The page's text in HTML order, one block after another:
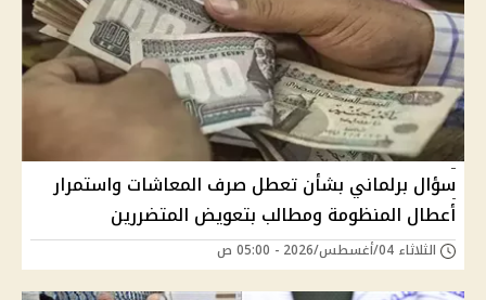
سؤال برلماني بشأن تعطل صرف المعاشات واستمرار
أعطال المنظومة ومطالب بتعويض المتضررين
الثلاثاء 04/أغسطس/2026 - 05:00 ص